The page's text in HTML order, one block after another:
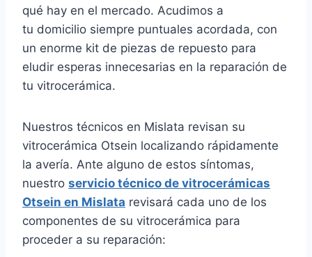
qué hay en el mercado. Acudimos a
tu domicilio siempre puntuales acordada, con
un enorme kit de piezas de repuesto para
eludir esperas innecesarias en la reparación de
tu vitrocerámica.
Nuestros técnicos en Mislata revisan su
vitrocerámica Otsein localizando rápidamente
la avería. Ante alguno de estos síntomas,
nuestro servicio técnico de vitrocerámicas
Otsein en Mislata revisará cada uno de los
componentes de su vitrocerámica para
proceder a su reparación: